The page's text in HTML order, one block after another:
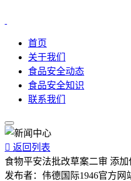
首页
关于我们
食品安全动态
食品安全知识
联系我们
 返回列表
食物平安法批改草案二审 添
发布者： 伟德国际1946官方网